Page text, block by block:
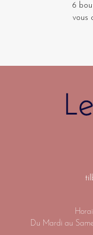
6
vous
Du Mardi au